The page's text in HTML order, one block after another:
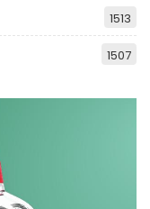
1513
1507